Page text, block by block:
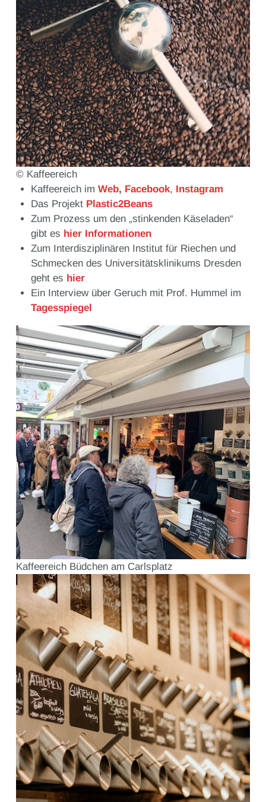
© Kaffeereich
Kaffeereich imWeb, Facebook, Instagram
Das Projekt Plastic2Beans
Zum Prozess um den „stinkenden Käseladen“
gibt es hier Informationen
Zum Interdisziplinären Institut für Riechen und
Schmecken des Universitätsklinikums Dresden
geht es hier
Ein Interview über Geruch mit Prof. Hummel im
Tagesspiegel
Kaffeereich Büdchen am Carlsplatz